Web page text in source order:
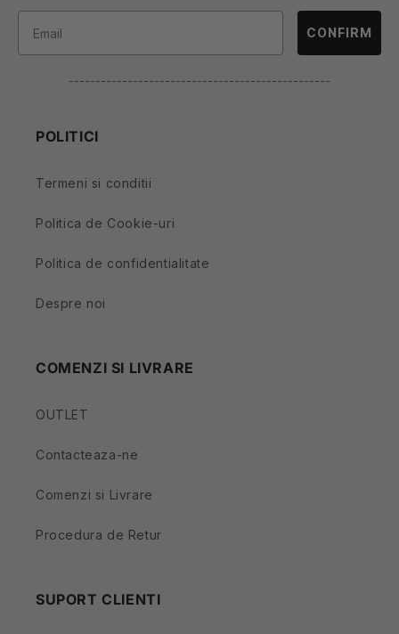
CONFIRM
-------------------------------------------------
POLITICI
Termeni si conditii
Politica de Cookie-uri
Politica de confidentialitate
Despre noi
COMENZI SI LIVRARE
OUTLET
Contacteaza-ne
Comenzi si Livrare
Procedura de Retur
SUPORT CLIENTI